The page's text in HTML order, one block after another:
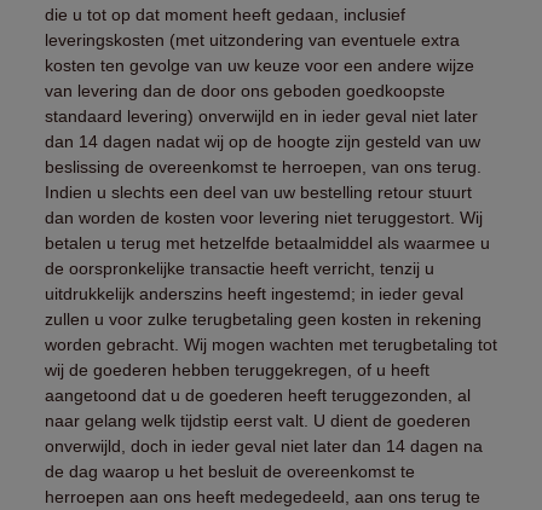
die u tot op dat moment heeft gedaan, inclusief
leveringskosten (met uitzondering van eventuele extra
kosten ten gevolge van uw keuze voor een andere wijze
van levering dan de door ons geboden goedkoopste
standaard levering) onverwijld en in ieder geval niet later
dan 14 dagen nadat wij op de hoogte zijn gesteld van uw
beslissing de overeenkomst te herroepen, van ons terug.
Indien u slechts een deel van uw bestelling retour stuurt
dan worden de kosten voor levering niet teruggestort. Wij
betalen u terug met hetzelfde betaalmiddel als waarmee u
de oorspronkelijke transactie heeft verricht, tenzij u
uitdrukkelijk anderszins heeft ingestemd; in ieder geval
zullen u voor zulke terugbetaling geen kosten in rekening
worden gebracht. Wij mogen wachten met terugbetaling tot
wij de goederen hebben teruggekregen, of u heeft
aangetoond dat u de goederen heeft teruggezonden, al
naar gelang welk tijdstip eerst valt. U dient de goederen
onverwijld, doch in ieder geval niet later dan 14 dagen na
de dag waarop u het besluit de overeenkomst te
herroepen aan ons heeft medegedeeld, aan ons terug te